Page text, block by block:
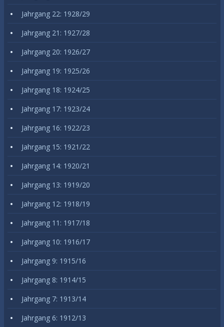
Jahrgang 22: 1928/29
Jahrgang 21: 1927/28
Jahrgang 20: 1926/27
Jahrgang 19: 1925/26
Jahrgang 18: 1924/25
Jahrgang 17: 1923/24
Jahrgang 16: 1922/23
Jahrgang 15: 1921/22
Jahrgang 14: 1920/21
Jahrgang 13: 1919/20
Jahrgang 12: 1918/19
Jahrgang 11: 1917/18
Jahrgang 10: 1916/17
Jahrgang 9: 1915/16
Jahrgang 8: 1914/15
Jahrgang 7: 1913/14
Jahrgang 6: 1912/13